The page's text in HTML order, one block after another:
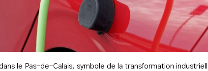
le Pas-de-Calais, symbole de la transformation